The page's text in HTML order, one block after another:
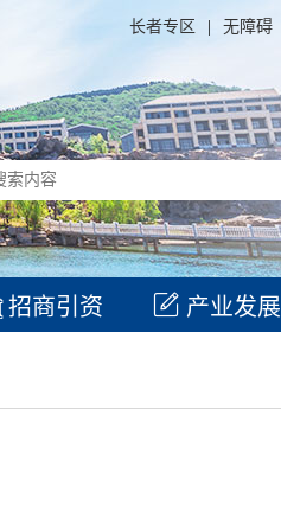
长者专区 无障碍
招商引资 产业发展